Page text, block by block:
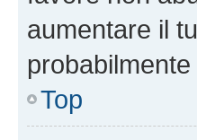
aumentare il
Top